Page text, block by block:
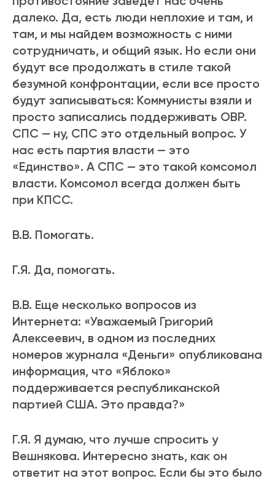
далеко. Да, есть люди неплохие и там, и
там, и мы найдем возможность с ними
сотрудничать, и общий язык. Но если они
будут все продолжать в стиле такой
безумной конфронтации, если все просто
будут записываться: Коммунисты взяли и
просто записались поддерживать ОВР.
СПС — ну, СПС это отдельный вопрос. У
нас есть партия власти — это
«Единство». А СПС — это такой комсомол
власти. Комсомол всегда должен быть
при КПСС.
В.В. Помогать.
Г.Я. Да, помогать.
В.В. Еще несколько вопросов из
Интернета: «Уважаемый Григорий
Алексеевич, в одном из последних
номеров журнала «Деньги» опубликована
информация, что «Яблоко»
поддерживается республиканской
партией США. Это правда?»
Г.Я. Я думаю, что лучше спросить у
Вешнякова. Интересно знать, как он
ответит на этот вопрос. Если бы это было